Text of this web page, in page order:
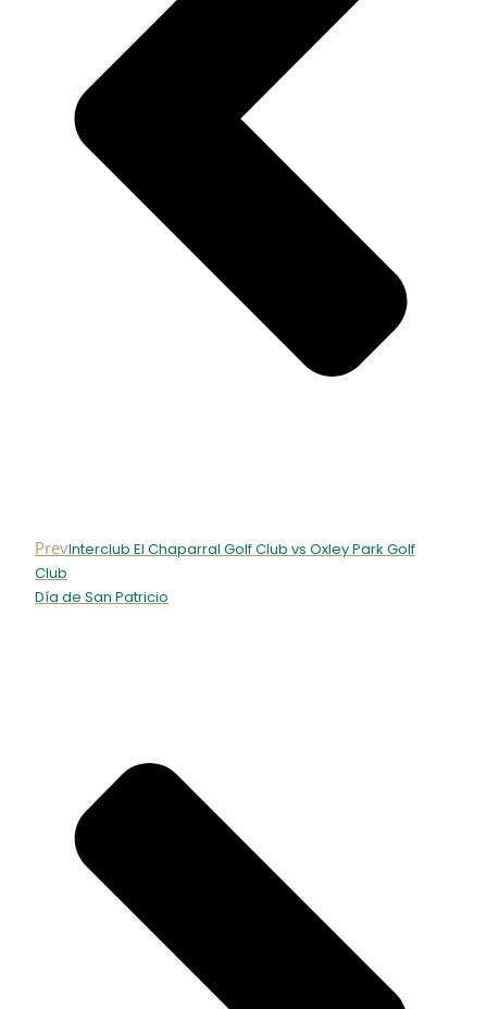
PrevInterclub El Chaparral Golf Club vs Oxley Park Golf
Club
Día de San Patricio